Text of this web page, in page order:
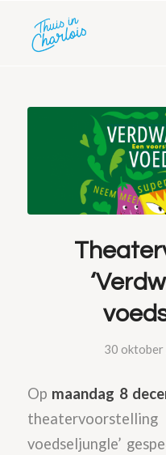
30
Op maandag 8
voedseljungle’